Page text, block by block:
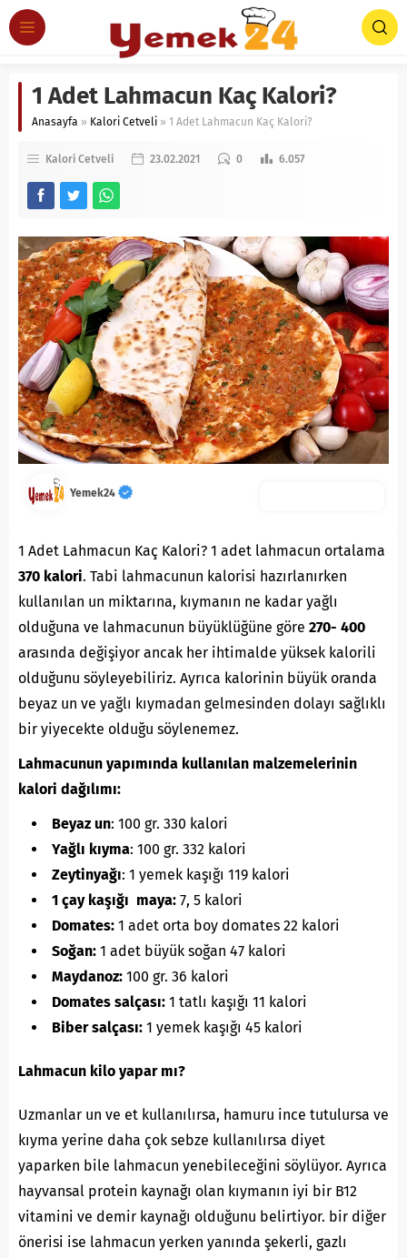
1 Adet Lahmacun Kaç Kalori?
Anasayfa » Kalori Cetveli » 1 Adet Lahmacun Kaç Kalori?
Kalori Cetveli 23.02.2021 0 6.057
Yemek24
1 Adet Lahmacun Kaç Kalori? 1 adet lahmacun ortalama
370 kalori. Tabi lahmacunun kalorisi hazırlanırken
kullanılan un miktarına, kıymanın ne kadar yağlı
olduğuna ve lahmacunun büyüklüğüne göre 270- 400
arasında değişiyor ancak her ihtimalde yüksek kalorili
olduğunu söyleyebiliriz. Ayrıca kalorinin büyük oranda
beyaz un ve yağlı kıymadan gelmesinden dolayı sağlıklı
bir yiyecekte olduğu söylenemez.
Lahmacunun yapımında kullanılan malzemelerinin
kalori dağılımı:
Beyaz un: 100 gr. 330 kalori
Yağlı kıyma: 100 gr. 332 kalori
Zeytinyağı: 1 yemek kaşığı 119 kalori
1 çay kaşığı maya: 7, 5 kalori
Domates: 1 adet orta boy domates 22 kalori
Soğan: 1 adet büyük soğan 47 kalori
Maydanoz: 100 gr. 36 kalori
Domates salçası: 1 tatlı kaşığı 11 kalori
Biber salçası: 1 yemek kaşığı 45 kalori
Lahmacun kilo yapar mı?
Uzmanlar un ve et kullanılırsa, hamuru ince tutulursa ve
kıyma yerine daha çok sebze kullanılırsa diyet
yaparken bile lahmacun yenebileceğini söylüyor. Ayrıca
hayvansal protein kaynağı olan kıymanın iyi bir B12
vitamini ve demir kaynağı olduğunu belirtiyor. bir diğer
önerisi ise lahmacun yerken yanında şekerli, gazlı